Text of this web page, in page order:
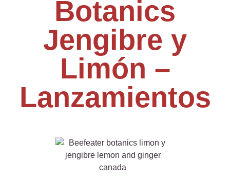
Botanics
Jengibre y
Limón –
Lanzamientos